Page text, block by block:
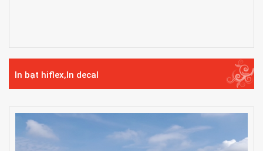
In bạt hiflex,In decal